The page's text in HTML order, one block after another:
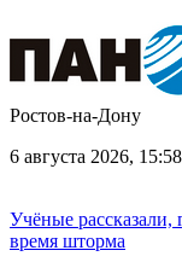
Ростов-на-Дону
6 августа 2026, 15:58
Учёные рассказали,
время шторма